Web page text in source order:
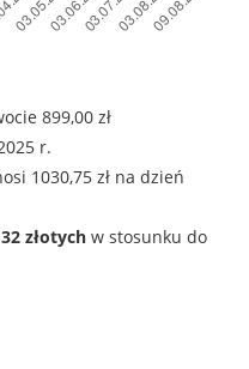
899,00 zł
r.
1030,75 zł na dzień
złotych w stosunku do